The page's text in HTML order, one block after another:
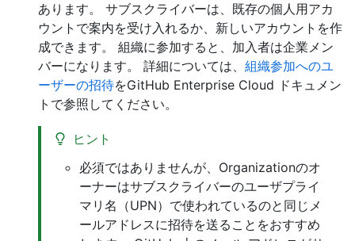
あります。 サブスクライバーは、既存の個人用アカ
ウントで案内を受け入れるか、新しいアカウントを作
成できます。 組織に参加すると、加入者は企業メン
バーになります。 詳細については、 組織参加へのユ
ーザーの招待をGitHub Enterprise Cloud ドキュメン
トで参照してください。
ヒント
必須ではありませんが、Organizationのオ
ーナーはサブスクライバーのユーザプライ
マリ名（UPN）で使われているのと同じメ
ールアドレスに招待を送ることをおすすめ